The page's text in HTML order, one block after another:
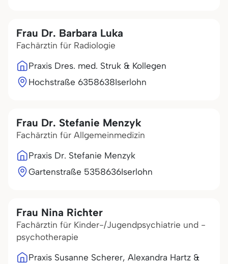
Frau Dr. Barbara Luka
Fachärztin für Radiologie
Praxis Dres. med. Struk & Kollegen
Hochstraße 6358638Iserlohn
Frau Dr. Stefanie Menzyk
Fachärztin für Allgemeinmedizin
Praxis Dr. Stefanie Menzyk
Gartenstraße 5358636Iserlohn
Frau Nina Richter
Fachärztin für Kinder-/Jugendpsychiatrie und -
psychotherapie
Praxis Susanne Scherer, Alexandra Hartz &